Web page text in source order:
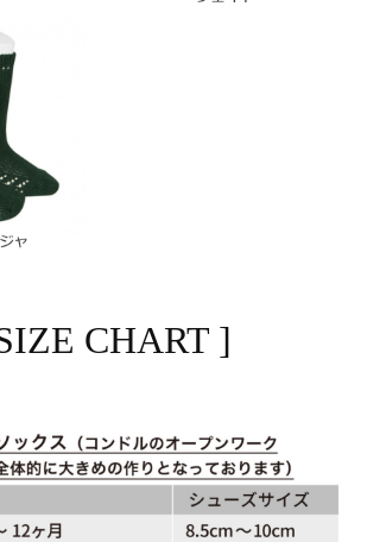
CHART ]